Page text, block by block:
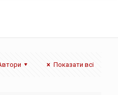
Показати всі